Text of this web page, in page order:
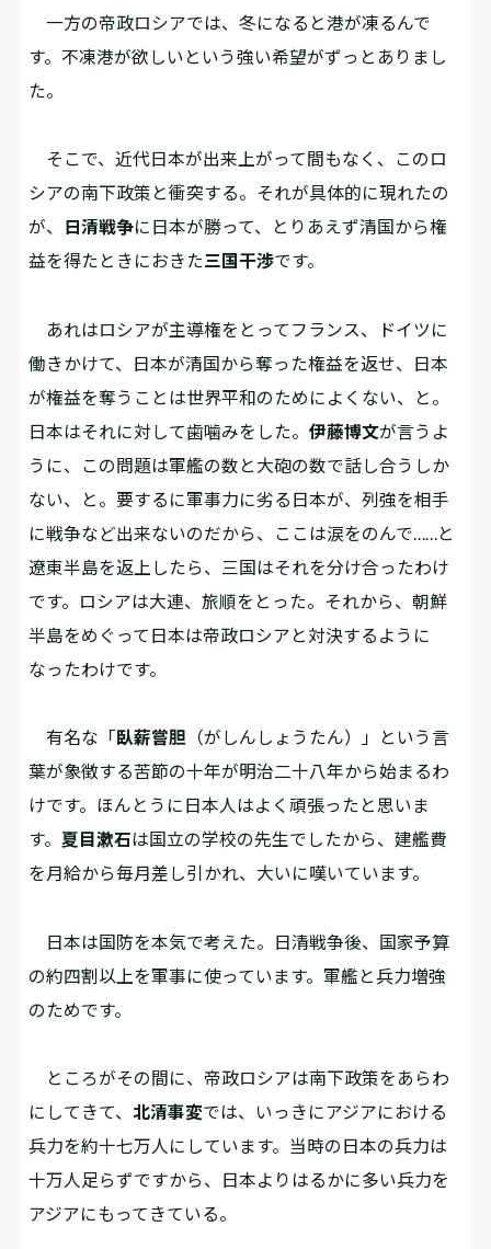
一方の帝政ロシアでは、冬になると港が凍るんで
す。不凍港が欲しいという強い希望がずっとありまし
た。
そこで、近代日本が出来上がって間もなく、このロ
シアの南下政策と衝突する。それが具体的に現れたの
が、 日清戦争に日本が勝って、とりあえず清国から権
益を得たときにおきた三国干渉です。
あれはロシアが主導権をとってフランス、ドイツに
働きかけて、日本が清国から奪った権益を返せ、日本
が権益を奪うことは世界平和のためによくない、と。
日本はそれに対して歯噛みをした。伊藤博文が言うよ
うに、この問題は軍艦の数と大砲の数で話し合うしか
ない、と。要するに軍事力に劣る日本が、列強を相手
に戦争など出来ないのだから、ここは涙をのんで……と
遼東半島を返上したら、三国はそれを分け合ったわけ
です。ロシアは大連、旅順をとった。それから、朝鮮
半島をめぐって日本は帝政ロシアと対決するように
なったわけです。
有名な「臥薪嘗胆 （がしんしょうたん）」という言
葉が象徴する苦節の十年が明治二十八年から始まるわ
けです。ほんとうに日本人はよく頑張ったと思いま
す。夏目漱石は国立の学校の先生でしたから、建艦費
を月給から毎月差し引かれ、大いに嘆いています。
日本は国防を本気で考えた。日清戦争後、国家予算
の約四割以上を軍事に使っています。軍艦と兵力増強
のためです。
ところがその間に、帝政ロシアは南下政策をあらわ
にしてきて、北清事変では、いっきにアジアにおける
兵力を約十七万人にしています。当時の日本の兵力は
十万人足らずですから、日本よりはるかに多い兵力を
アジアにもってきている。